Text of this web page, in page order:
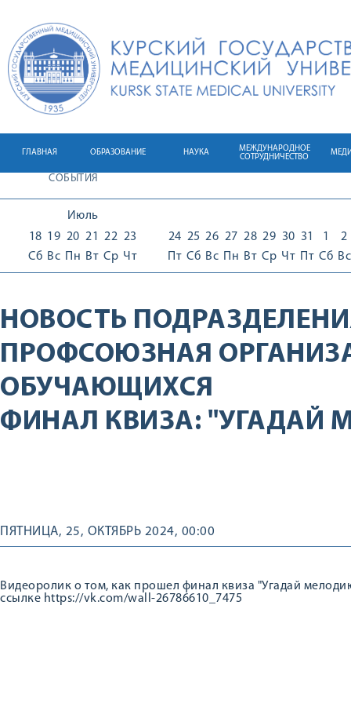
ГЛАВНАЯ ОБРАЗОВАНИЕ НАУКА
МЕЖДУНАРОДНОЕ
СОТРУДНИЧЕСТВО
СОБЫТИЯ
Июль
18
Сб
19
Вс
20
Пн
21
Вт
22
Ср
23
Чт
24
Пт
25
Сб
26
Вс
27
Пн
28
Вт
29
Ср
30
Чт
31
Пт
1
Сб
2
Вс
НОВОСТЬ
ПРОФСОЮЗНАЯ
ОБУЧАЮЩИХСЯ
ФИНАЛ КВИЗА: "УГАДАЙ
ПЯТНИЦА, 25, ОКТЯБРЬ 2024, 00:00
Видеоролик о том, как прошел финал квиза "Угадай
ссылке https://vk.com/wall-26786610_7475